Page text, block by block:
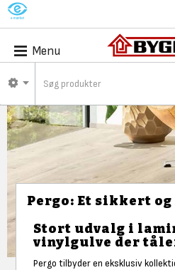
M
Menu
Pergo: Et sikkert
Stort udvalg i
vinylgulve der
Pergo tilbyder en eksklusiv